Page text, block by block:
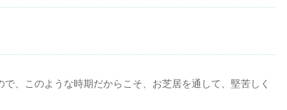
、このような時期だからこそ、お芝居を通して、堅苦しく